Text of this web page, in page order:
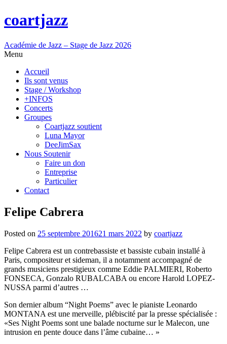
coartjazz
Académie de Jazz – Stage de Jazz 2026
Menu
Accueil
Ils sont venus
Stage / Workshop
+INFOS
Concerts
Groupes
Coartjazz soutient
Luna Mayor
DeeJimSax
Nous Soutenir
Faire un don
Entreprise
Particulier
Contact
Felipe Cabrera
Posted on 25 septembre 201621 mars 2022 by coartjazz
Felipe Cabrera est un contrebassiste et bassiste cubain installé à
Paris, compositeur et sideman, il a notamment accompagné de
grands musiciens prestigieux comme Eddie PALMIERI, Roberto
FONSECA, Gonzalo RUBALCABA ou encore Harold LOPEZ-
NUSSA parmi d’autres …
Son dernier album “Night Poems” avec le pianiste Leonardo
MONTANA est une merveille, plébiscité par la presse spécialisée :
«Ses Night Poems sont une balade nocturne sur le Malecon, une
intrusion en pente douce dans l’âme cubaine… »